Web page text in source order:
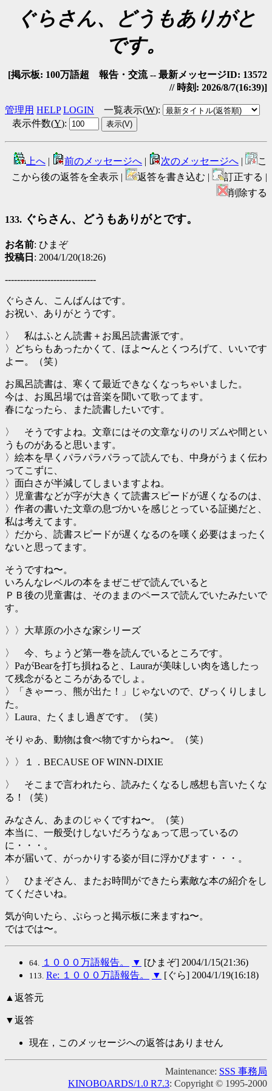
ぐらさん、どうもありがと
です。
[掲示板: 100万語超 報告・交流 -- 最新メッセージID: 13572
// 時刻: 2026/8/7(16:39)]
管理用 HELP LOGIN 一覧表示(W):
表示件数(Y):
上へ | 前のメッセージへ | 次のメッセージへ |
こ
こから後の返答を全表示 |
返答を書き込む |
訂正する |
削除する
133. ぐらさん、どうもありがとです。
お名前: ひまぞ
投稿日 : 2004/1/20(18:26)
------------------------------
ぐらさん、こんばんはです。
お祝い、ありがとうです。
〉 私はふとん読書＋お風呂読書派です。
〉どちらもあったかくて、ほよ〜んとくつろげて、いいです
よー。（笑）
お風呂読書は、寒くて最近できなくなっちゃいました。
今は、お風呂場では音楽を聞いて歌ってます。
春になったら、また読書したいです。
〉 そうですよね。文章にはその文章なりのリズムや間とい
うものがあると思います。
〉絵本を早くパラパラパラって読んでも、中身がうまく伝わ
ってこずに、
〉面白さが半減してしまいますよね。
〉児童書などが字が大きくて読書スピードが遅くなるのは、
〉作者の書いた文章の息づかいを感じとっている証拠だと、
私は考えてます。
〉だから、読書スピードが遅くなるのを嘆く必要はまったく
ないと思ってます。
そうですね〜。
いろんなレベルの本をまぜこぜで読んでいると
ＰＢ後の児童書は、そのままのペースで読んでいたみたいで
す。
〉〉大草原の小さな家シリーズ
〉 今、ちょうど第一巻を読んでいるところです。
〉PaがBearを打ち損ねると、Lauraが美味しい肉を逃したっ
て残念がるところがあるでしょ。
〉「きゃーっ、熊が出た！」じゃないので、びっくりしまし
た。
〉Laura、たくまし過ぎです。（笑）
そりゃあ、動物は食べ物ですからね〜。（笑）
〉〉１．BECAUSE OF WINN-DIXIE
〉 そこまで言われたら、読みたくなるし感想も言いたくな
る！（笑）
みなさん、あまのじゃくですね〜。（笑）
本当に、一般受けしないだろうなぁって思っているの
に・・・。
本が届いて、がっかりする姿が目に浮かびます・・・。
〉 ひまぞさん、またお時間ができたら素敵な本の紹介をし
てくださいね。
気が向いたら、ぷらっと掲示板に来ますね〜。
ではでは〜。
64. １０００万語報告。 ▼ [ひまぞ] 2004/1/15(21:36)
113. Re: １０００万語報告。 ▼ [ぐら] 2004/1/19(16:18)
▲返答元
▼返答
現在，このメッセージへの返答はありません
Maintenance: SSS 事務局
KINOBOARDS/1.0 R7.3: Copyright © 1995-2000